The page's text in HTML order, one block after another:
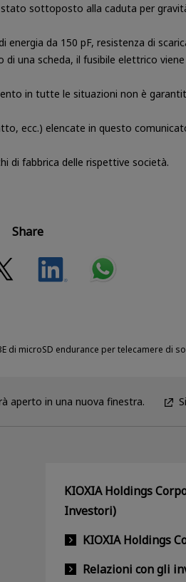
sottoposto alla caduta per
da 150 pF, resistenza di
una scheda, il fusibile elettrico
in tutte le situazioni non è
ecc.) elencate in questo
di fabbrica delle rispettive società.
Share
di microSD endurance per telecamere di
aperto in una nuova finestra.
KIOXIA Holdings
Investori)
KIOXIA Holdings
Relazioni con gli